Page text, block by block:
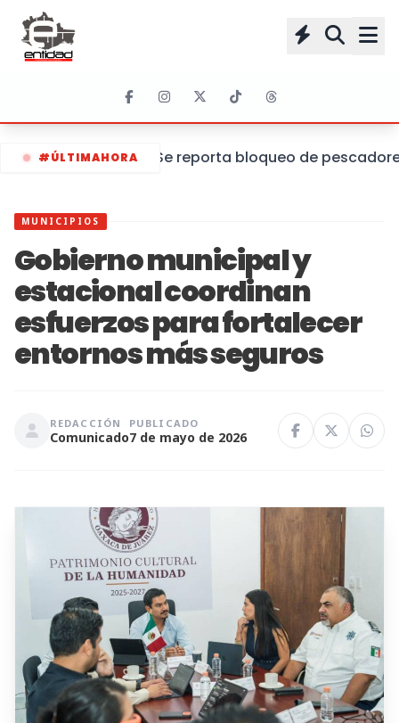
#ÚLTIMAHORA Se reporta bloqueo de
MUNICIPIOS
Gobierno municipal y
estacional coordinan
esfuerzos para fortalecer
entornos más seguros
REDACCIÓN
Comunicado
PUBLICADO
7 de mayo de 2026